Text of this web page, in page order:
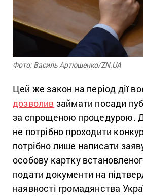
Фото: Василь Артюшенко/ZN.UA
Цей же закон на період дії
дозволив займати посади
за спрощеною процедурою.
не потрібно проходити
потрібно лише написати
особову картку
подати документи на
наявності громадянства